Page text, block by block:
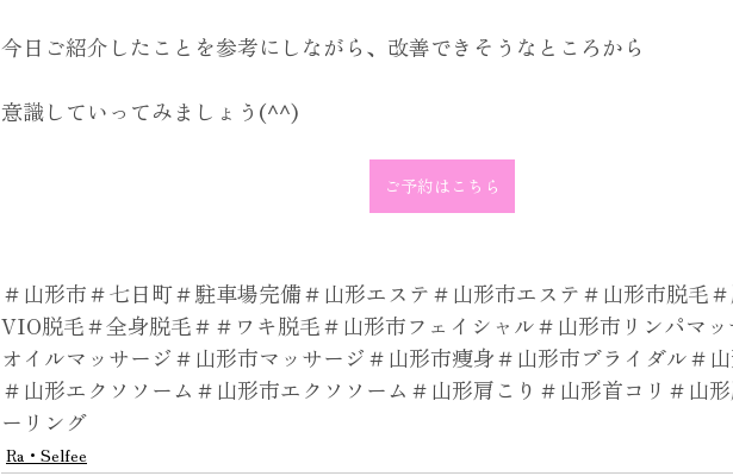
今日ご紹介したことを参考にしながら、改善できそうなところから
意識していってみましょう(^^)
ご予約はこちら
＃山形市＃七日町＃駐車場完備＃山形エステ＃山形市エステ＃山形市脱毛
VIO脱毛＃全身脱毛＃＃ワキ脱毛＃山形市フェイシャル＃山形市リンパマ
オイルマッサージ＃山形市マッサージ＃山形市痩身＃山形市ブライダル＃
＃山形エクソソーム＃山形市エクソソーム＃山形肩こり＃山形首コリ＃山
ーリング
Ra・Selfee